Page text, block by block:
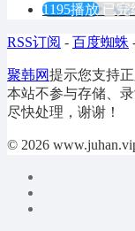
1195播放 已完
RSS订阅 - 百度蜘蛛
聚韩网提示您支持
本站不参与存储、
尽快处理，谢谢！
© 2026